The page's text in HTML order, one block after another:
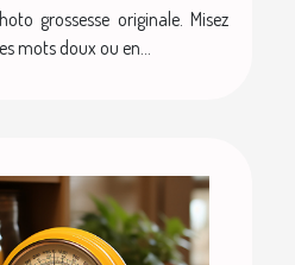
grossesse originale. Misez
mots doux ou en...